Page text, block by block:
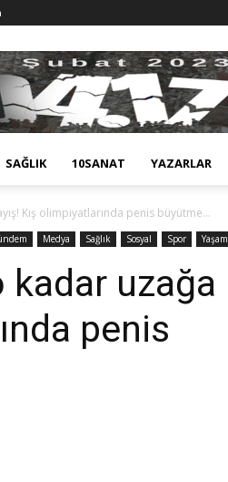
SAĞLIK 10SANAT YAZARLAR
Kış olimpiyatlarında penis büyütme...
Medya Sağlık Sosyal Spor Yaşam
kadar uzağa
penis